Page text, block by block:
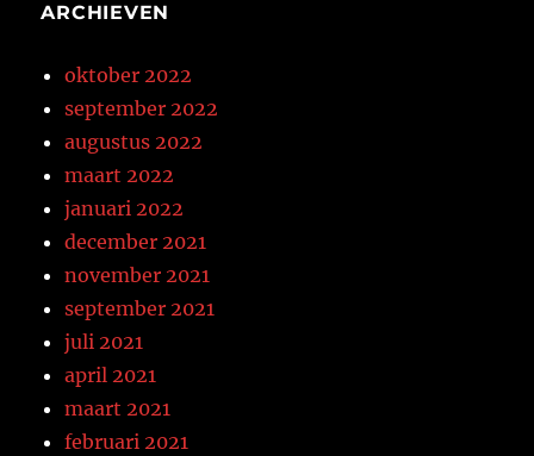
ARCHIEVEN
oktober 2022
september 2022
augustus 2022
maart 2022
januari 2022
december 2021
november 2021
september 2021
juli 2021
april 2021
maart 2021
februari 2021